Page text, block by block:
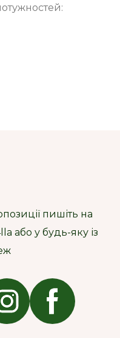
пишіть на
або у будь-яку із